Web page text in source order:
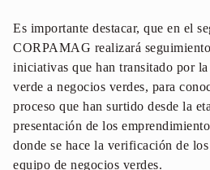
Es importante destacar, que en el
CORPAMAG realizará
iniciativas que han transitado por
verde a negocios verdes, para
proceso que han surtido desde la
presentación de los
donde se hace la verificación de
equipo de negocios verdes.